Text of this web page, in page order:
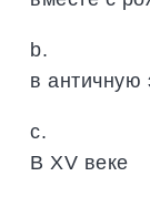
b.
в античную
c.
В XV веке